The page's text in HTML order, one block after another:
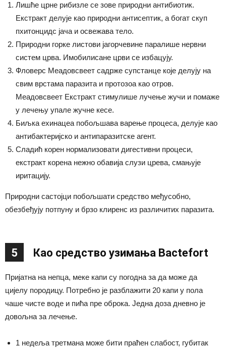
Лишће црне рибизле се зове природни антибиотик.
Екстракт делује као природни антисептик, а богат скуп
пхитонцидс јача и освежава тело.
Природни горке листови јагорчевине паралише нервни
систем црва. Имобилисане црви се избацују.
Фловерс Меадовсвеет садрже супстанце које делују на
свим врстама паразита и протозоа као отров.
Меадовсвеет Екстракт стимулише лучење жучи и помаже
у лечењу упале жучне кесе.
Биљка ехинацеа побољшава варење процеса, делује као
антибактеријско и антипаразитске агент.
Сладић корен нормализовати дигестивни процеси,
екстракт корена нежно обавија слузи црева, смањује
иритацију.
Природни састојци побољшати средство међусобно,
обезбеђују потпуну и брзо клиренс из различитих паразита.
5 Као средство узимања Bactefort
Пријатна на непца, меке капи су погодна за да може да
цијелу породицу. Потребно је разблажити 20 капи у пола
чаше чисте воде и пића пре оброка. Једна доза дневно је
довољна за лечење.
1 недеља третмана може бити праћен слабост, губитак